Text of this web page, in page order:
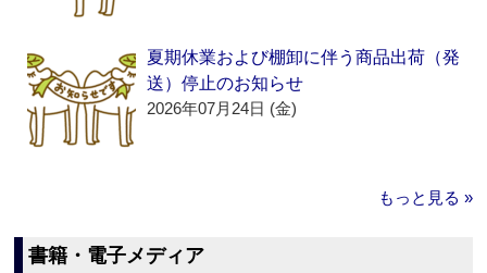
夏期休業および棚卸に伴う商品出荷（発
送）停止のお知らせ
2026年07月24日 (金)
もっと見る »
書籍・電子メディア